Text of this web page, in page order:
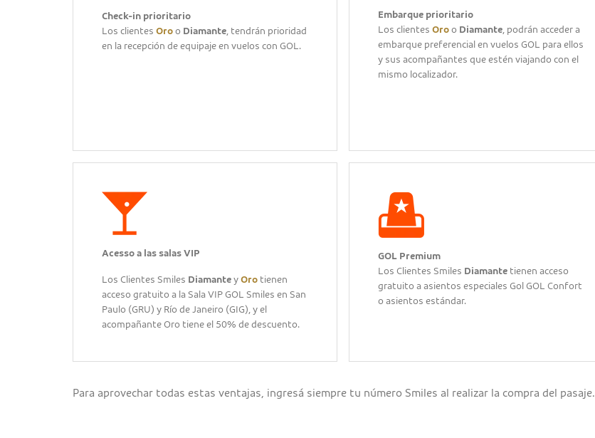
Check-in prioritario
Los clientes Oro o Diamante, tendrán prioridad
en la recepción de equipaje en vuelos con GOL.
Embarque prioritario
Los clientes Oroo Diamante, podrán acceder a
embarque preferencial en vuelos GOL para ellos
y sus acompañantes que estén viajando con el
mismo localizador.
Acesso a las salas VIP
Los Clientes Smiles Diamante y Oro tienen
acceso gratuito a la Sala VIP GOL Smiles en San
Paulo (GRU) y Río de Janeiro (GIG), y el
acompañante Oro tiene el 50% de descuento.
GOL Premium
Los Clientes Smiles Diamante tienen acceso
gratuito a asientos especiales Gol GOL Confort
o asientos estándar.
Para aprovechar todas estas ventajas, ingresá siempre tu número Smiles al realizar la compra del pasaje.